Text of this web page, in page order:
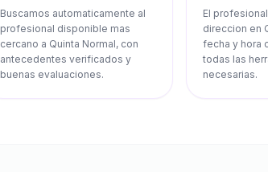
Buscamos automaticamente al
profesional disponible mas
cercano a Quinta Normal, con
antecedentes verificados y
buenas evaluaciones.
El
direccion en
fecha y hora
todas las
necesarias.